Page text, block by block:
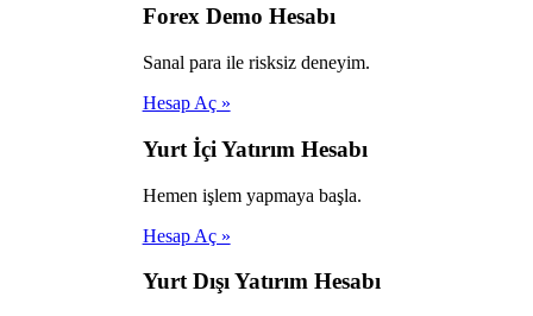
Forex Demo Hesabı
Sanal para ile risksiz deneyim.
Hesap Aç »
Yurt İçi Yatırım Hesabı
Hemen işlem yapmaya başla.
Hesap Aç »
Yurt Dışı Yatırım Hesabı